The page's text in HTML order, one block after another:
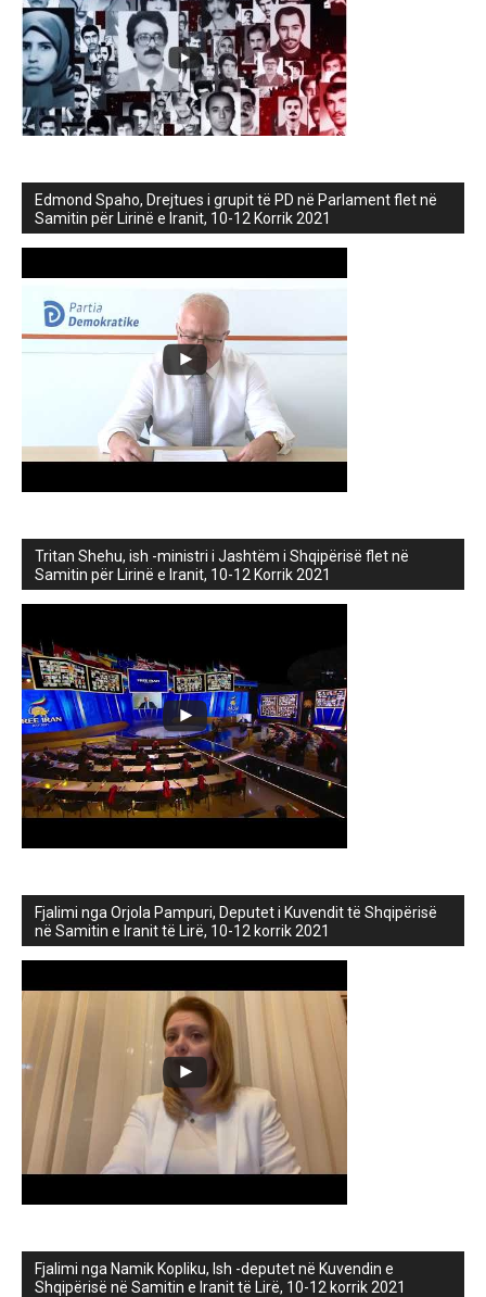
Edmond Spaho, Drejtues i grupit të PD në Parlament flet në
Samitin për Lirinë e Iranit, 10-12 Korrik 2021
Tritan Shehu, ish -ministri i Jashtëm i Shqipërisë flet në
Samitin për Lirinë e Iranit, 10-12 Korrik 2021
Fjalimi nga Orjola Pampuri, Deputet i Kuvendit të Shqipërisë
në Samitin e Iranit të Lirë, 10-12 korrik 2021
Fjalimi nga Namik Kopliku, Ish -deputet në Kuvendin e
Shqipërisë në Samitin e Iranit të Lirë, 10-12 korrik 2021